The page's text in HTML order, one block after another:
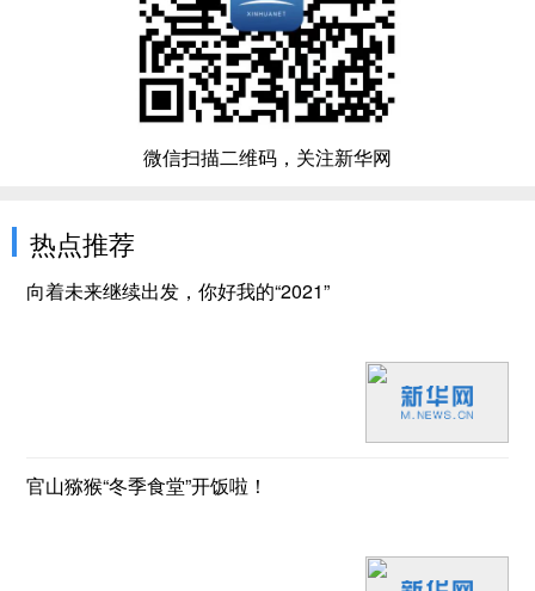
微信扫描二维码，关注新华网
热点推荐
向着未来继续出发，你好我的“2021”
官山猕猴“冬季食堂”开饭啦！